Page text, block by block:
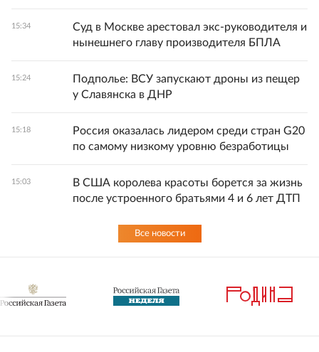
15:34
Суд в Москве арестовал экс-руководителя и
нынешнего главу производителя БПЛА
15:24
Подполье: ВСУ запускают дроны из пещер
у Славянска в ДНР
15:18
Россия оказалась лидером среди стран G20
по самому низкому уровню безработицы
15:03
В США королева красоты борется за жизнь
после устроенного братьями 4 и 6 лет ДТП
Все новости